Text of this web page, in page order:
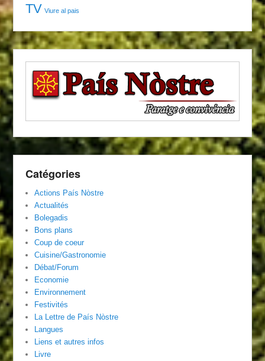
TV Viure al pais
Catégories
Actions País Nòstre
Actualités
Bolegadis
Bons plans
Coup de coeur
Cuisine/Gastronomie
Débat/Forum
Economie
Environnement
Festivités
La Lettre de País Nòstre
Langues
Liens et autres infos
Livre